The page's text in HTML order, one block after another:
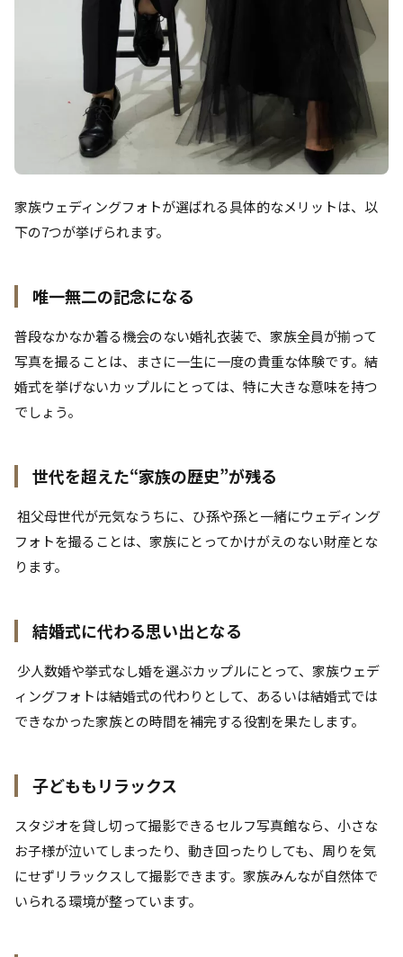
家族ウェディングフォトが選ばれる具体的なメリットは、以
下の7つが挙げられます。
唯一無二の記念になる
普段なかなか着る機会のない婚礼衣装で、家族全員が揃って
写真を撮ることは、まさに一生に一度の貴重な体験です。結
婚式を挙げないカップルにとっては、特に大きな意味を持つ
でしょう。
世代を超えた“家族の歴史”が残る
祖父母世代が元気なうちに、ひ孫や孫と一緒にウェディング
フォトを撮ることは、家族にとってかけがえのない財産とな
ります。
結婚式に代わる思い出となる
少人数婚や挙式なし婚を選ぶカップルにとって、家族ウェデ
ィングフォトは結婚式の代わりとして、あるいは結婚式では
できなかった家族との時間を補完する役割を果たします。
子どももリラックス
スタジオを貸し切って撮影できるセルフ写真館なら、小さな
お子様が泣いてしまったり、動き回ったりしても、周りを気
にせずリラックスして撮影できます。家族みんなが自然体で
いられる環境が整っています。